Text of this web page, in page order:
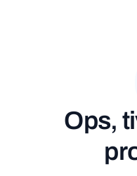
Ops,